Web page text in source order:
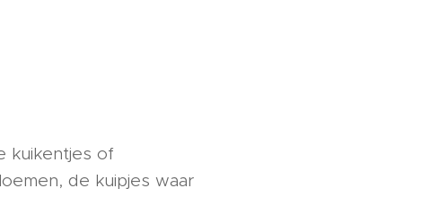
of
de kuipjes waar